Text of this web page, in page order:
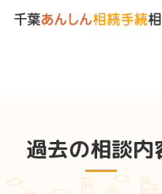
千葉あんしん相続手続相談セ
過去の相談内